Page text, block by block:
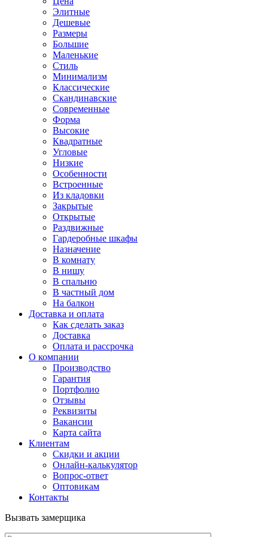
Элитные
Дешевые
Размеры
Большие
Маленькие
Стиль
Минимализм
Классические
Скандинавские
Современные
Форма
Высокие
Квадратные
Угловые
Низкие
Особенности
Встроенные
Из кладовки
Закрытые
Открытые
Раздвижные
Гардеробные шкафы
Назначение
В комнату
В нишу
В спальню
В частный дом
На балкон
Доставка и оплата
Как сделать заказ
Доставка
Оплата и рассрочка
О компании
Производство
Гарантия
Портфолио
Отзывы
Реквизиты
Вакансии
Карта сайта
Клиентам
Скидки и акции
Онлайн-калькулятор
Вопрос-ответ
Оптовикам
Контакты
Вызвать замерщика